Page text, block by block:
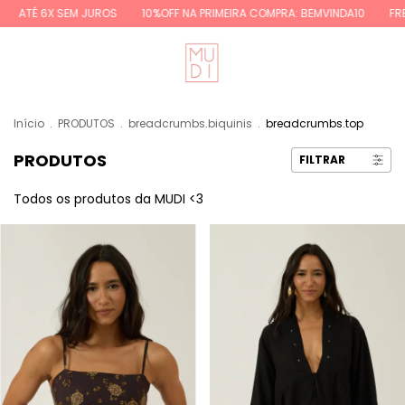
10%OFF NA PRIMEIRA COMPRA: BEMVINDA10 FRETE GRÁTIS
Início . PRODUTOS . breadcrumbs.biquinis . breadcrumbs.top
PRODUTOS FILTRAR
Todos os produtos da MUDI <3